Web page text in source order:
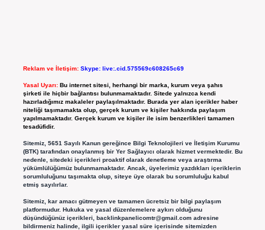
Reklam ve İletişim: Skype: live:.cid.575569c608265c69
Yasal Uyarı: Bu internet sitesi, herhangi bir marka, kurum veya şahıs
şirketi ile hiçbir bağlantısı bulunmamaktadır. Sitede yalnızca kendi
hazırladığımız makaleler paylaşılmaktadır. Burada yer alan içerikler haber
niteliği taşımamakta olup, gerçek kurum ve kişiler hakkında paylaşım
yapılmamaktadır. Gerçek kurum ve kişiler ile isim benzerlikleri tamamen
tesadüfidir.
Sitemiz, 5651 Sayılı Kanun gereğince Bilgi Teknolojileri ve İletişim Kurumu
(BTK) tarafından onaylanmış bir Yer Sağlayıcı olarak hizmet vermektedir. Bu
nedenle, sitedeki içerikleri proaktif olarak denetleme veya araştırma
yükümlülüğümüz bulunmamaktadır. Ancak, üyelerimiz yazdıkları içeriklerin
sorumluluğunu taşımakta olup, siteye üye olarak bu sorumluluğu kabul
etmiş sayılırlar.
Sitemiz, kar amacı gütmeyen ve tamamen ücretsiz bir bilgi paylaşım
platformudur. Hukuka ve yasal düzenlemelere aykırı olduğunu
düşündüğünüz içerikleri, backlinkpanelicomtr@gmail.comadresine
bildirmeniz halinde, ilgili içerikler yasal süre içerisinde sitemizden